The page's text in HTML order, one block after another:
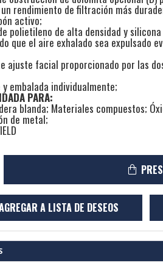
rendimiento de filtración más
activo;
polietileno de alta densidad y
que el aire exhalado sea expulsado
ajuste facial proporcionado por las
y embalada individualmente;
PARA:
blanda; Materiales compuestos;
de metal;
A LISTA DE DESEOS